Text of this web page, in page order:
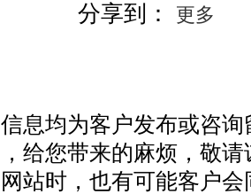
分享到： 更多
息均为客户发布或咨
给您带来的麻烦，敬请
站时，也有可能客户